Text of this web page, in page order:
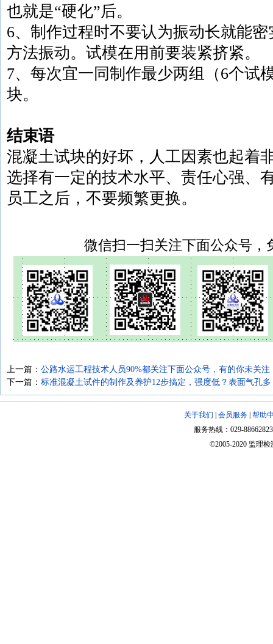
也就是“硬化”后。
6、制作过程时不要认为振动长就能
方法振动。试模在用前要装紧挤紧。
7、每次宜一同制作最少两组（6个试
块。
结束语
混凝土试块的好坏，人工因素也起着
选择有一定的技术水平、责任心强、
员工之后，不要频繁更换。
微信扫一扫关注下面公众号，
上一篇： 公路水运工程技术人员90%都关注下面公众号，有的你未关注
下一篇： 标准混凝土试件的制作及养护12步搞定，强度低？表面气孔
关于我们 会员服务 帮助
服务热线：029-
©2005-2020 监理